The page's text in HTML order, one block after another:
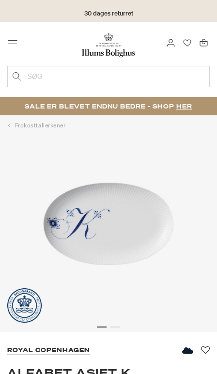
30 dages returret
Menu LOG IND
SØG
SALE ER BLEVET ENDNU BEDRE - SHOP HER
Frokosttallerkener
ROYAL COPENHAGEN